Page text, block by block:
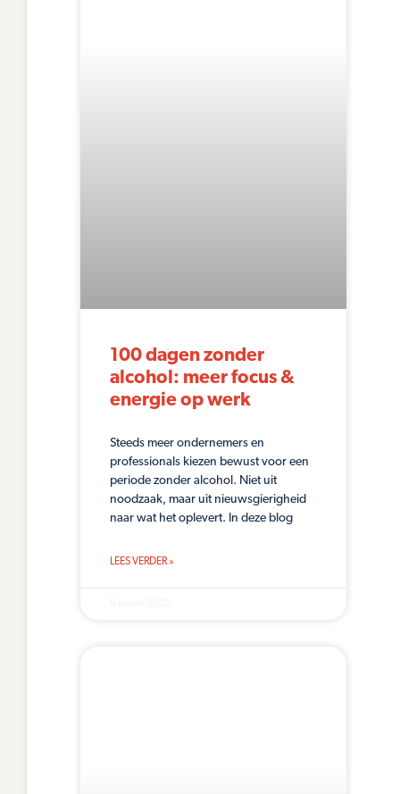
100 dagen zonder
alcohol: meer focus &
energie op werk
Steeds meer ondernemers en
professionals kiezen bewust voor een
periode zonder alcohol. Niet uit
noodzaak, maar uit nieuwsgierigheid
naar wat het oplevert. In deze blog
LEES VERDER »